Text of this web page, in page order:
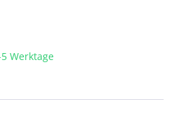
Werktage